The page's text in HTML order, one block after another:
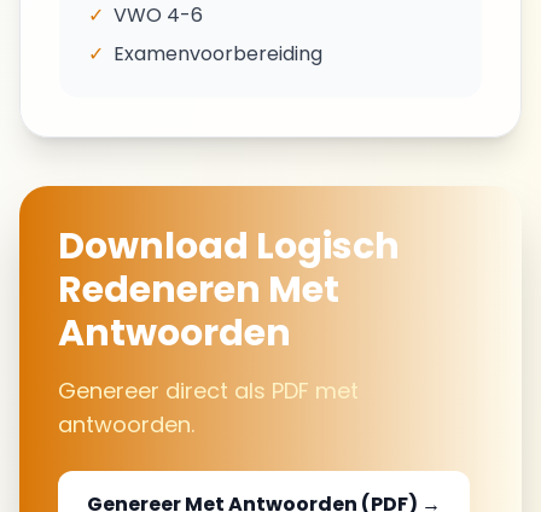
✓ VWO 4-6
✓ Examenvoorbereiding
Download Logisch
Redeneren Met
Antwoorden
Genereer direct als PDF met
antwoorden.
GenereerMet Antwoorden (PDF) →